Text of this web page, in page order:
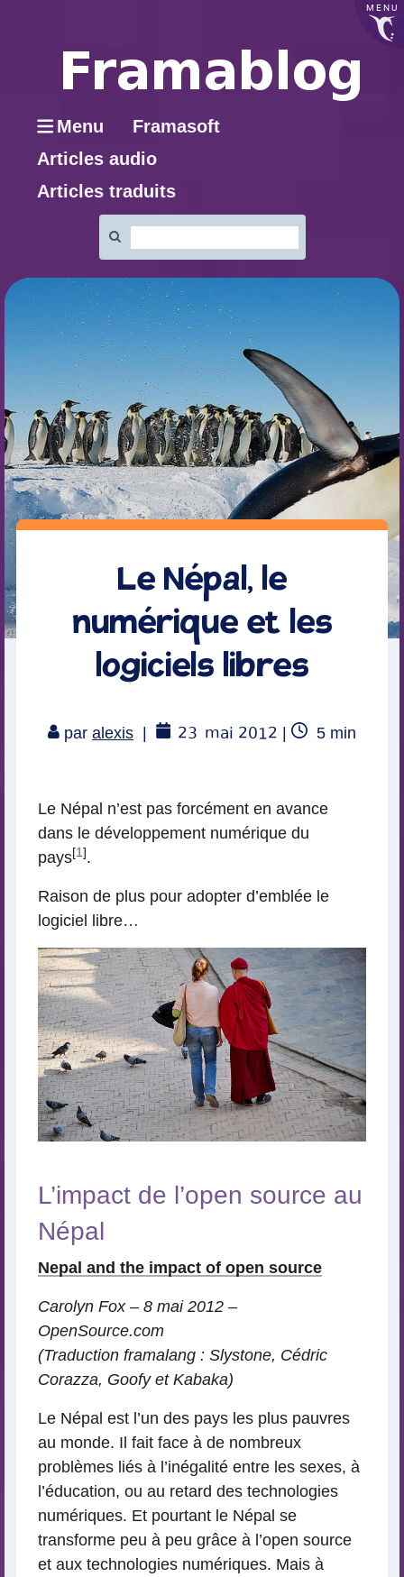
MENU
Menu
Framasoft
Articles audio
Articles traduits
:
Le Népal, le
numérique et les
logiciels libres
paralexis 23 mai 2012
Temps
5min
Le Népal n’est pas forcément en avance
dans le développement numérique du
pays[1] .
Raison de plus pour adopter d’emblée le
logiciel libre…
L’impact de l’open source au
Népal
Nepal and the impact of open source
Carolyn Fox – 8 mai 2012 –
OpenSource.com
(Traduction framalang : Slystone, Cédric
Corazza, Goofy et Kabaka)
Le Népal est l’un des pays les plus pauvres
au monde. Il fait face à de nombreux
problèmes liés à l’inégalité entre les sexes, à
l’éducation, ou au retard des technologies
numériques. Et pourtant le Népal se
transforme peu à peu grâce à l’open source
et aux technologies numériques. Mais à